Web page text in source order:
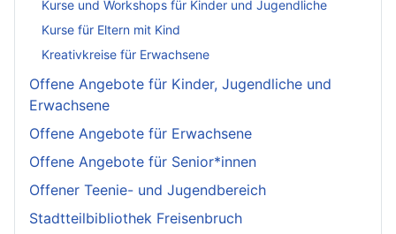
Kurse und Workshops für Kinder und Jugendliche
Kurse für Eltern mit Kind
Kreativkreise für Erwachsene
Offene Angebote für Kinder, Jugendliche und
Erwachsene
Offene Angebote für Erwachsene
Offene Angebote für Senior*innen
Offener Teenie- und Jugendbereich
Stadtteilbibliothek Freisenbruch